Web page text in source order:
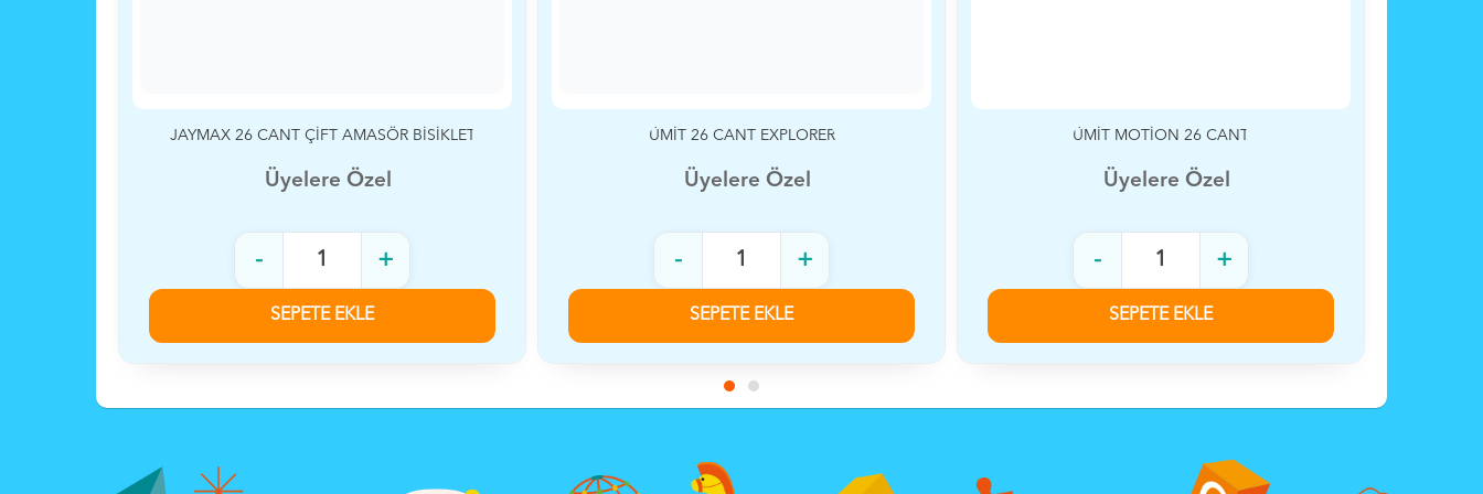
ÜMİT 26 CANT EXPLORER
Üyelere Özel
- +
SEPETE EKLE
ÜMİT MOTİON 26 CANT
Üyelere Özel
- +
SEPETE EKLE
ÜMİT 26 CANT 21 VİTES BLACKMOUNT
Üyelere Özel
- +
SEPETE EKLE